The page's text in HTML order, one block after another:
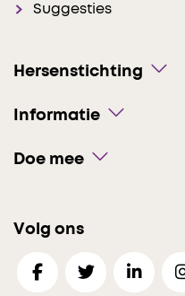
Suggesties
Hersenstichting
Informatie
Doe mee
Volg ons